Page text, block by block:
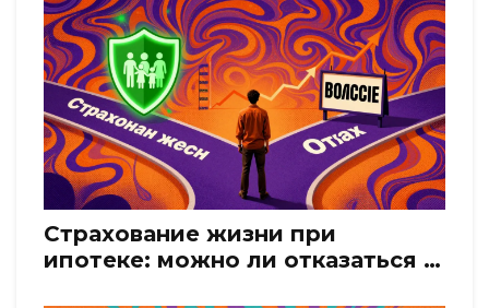
Страхование жизни при
ипотеке: можно ли отказаться и